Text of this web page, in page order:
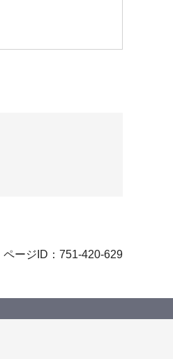
ページID：751-420-629